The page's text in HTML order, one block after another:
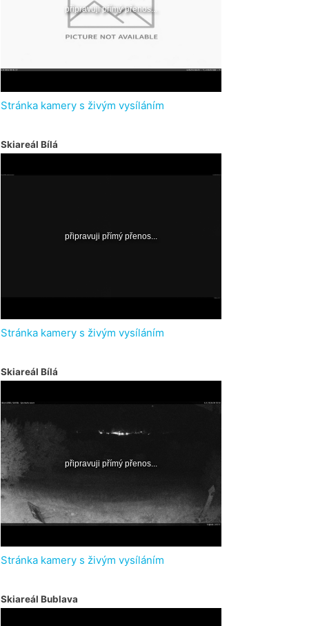
Stránka kamery s živým vysíláním
Skiareál Bílá
Stránka kamery s živým vysíláním
Skiareál Bílá
Stránka kamery s živým vysíláním
Skiareál Bublava